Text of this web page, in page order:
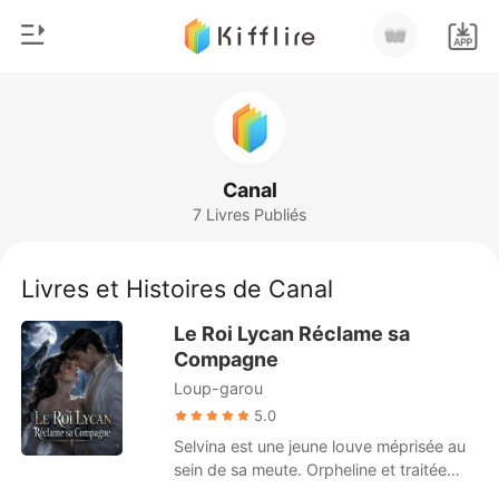
Télécharger l'appli
Loup-garou
Romance
Milliardaire
Classement
Canal
7 Livres Publiés
Livres et Histoires de Canal
Le Roi Lycan Réclame sa
Compagne
Loup-garou
5.0
Selvina est une jeune louve méprisée au
sein de sa meute. Orpheline et traitée